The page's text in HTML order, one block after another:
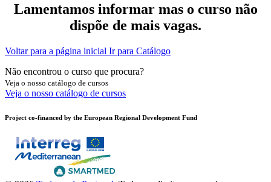
Lamentamos informar mas o curso não
dispõe de mais vagas.
Voltar para a página inicial Ir para Catálogo
Não encontrou o curso que procura?
Veja o nosso catálogo de cursos
Veja o nosso catálogo de cursos
Project co-financed by the European Regional Development Fund